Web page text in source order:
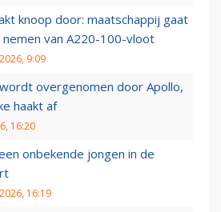
knoop door: maatschappij gaat
nemen van A220-100-vloot
9:09
overgenomen door Apollo,
haakt af
16:20
onbekende jongen in de
16:19